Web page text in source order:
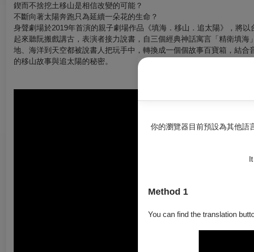
你的瀏覽器目前預設為其他語
Method 1
You can find the translation
鍥而不捨挖土移山是相信改變的可能？
不斷向著太陽奔跑只為延續一朵花的生命？
身聲劇場於2019年首演的親子劇場作品《填海．移山．追太陽》，將
起來聽阮搬戲講古，表演者接力說書，自三個經典神話寓言「精衛填
地、海洋到天空都被說書人把玩手中，轉換成一個個故事百寶箱，結
的移山故事與追太陽的秘密。